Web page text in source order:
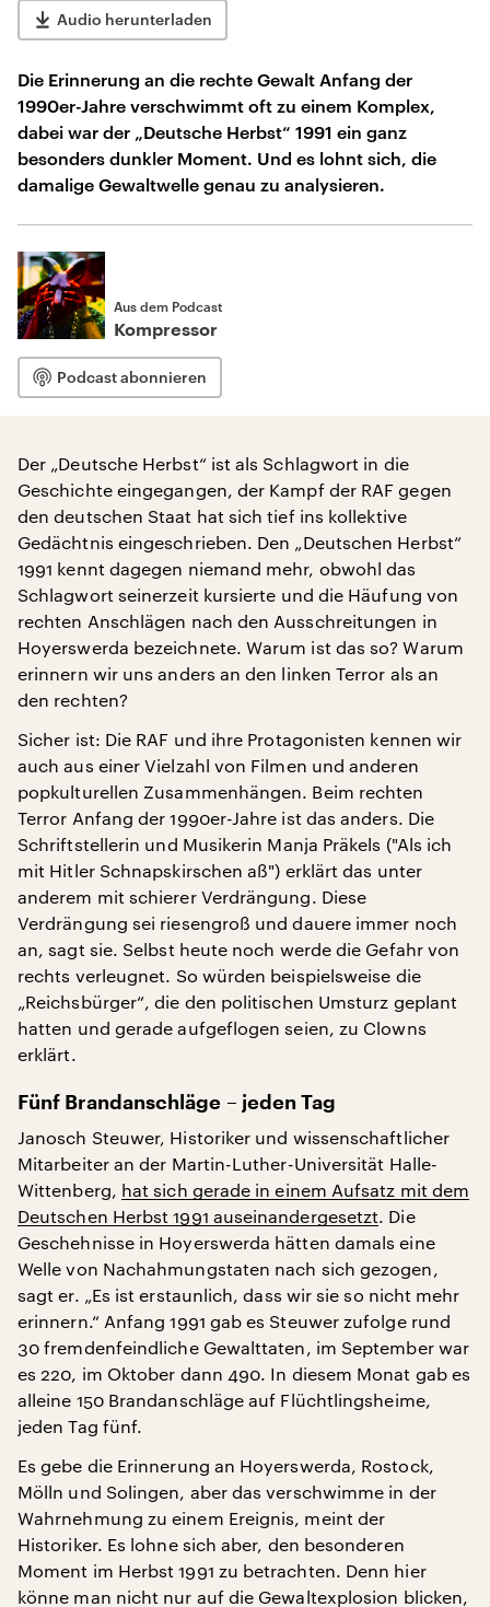
Audio herunterladen
Die Erinnerung an die rechte Gewalt Anfang der
1990er-Jahre verschwimmt oft zu einem Komplex,
dabei war der „Deutsche Herbst“ 1991 ein ganz
besonders dunkler Moment. Und es lohnt sich, die
damalige Gewaltwelle genau zu analysieren.
Aus dem Podcast
Kompressor
Podcast abonnieren
Der „Deutsche Herbst“ ist als Schlagwort in die
Geschichte eingegangen, der Kampf der RAF gegen
den deutschen Staat hat sich tief ins kollektive
Gedächtnis eingeschrieben. Den „Deutschen Herbst“
1991 kennt dagegen niemand mehr, obwohl das
Schlagwort seinerzeit kursierte und die Häufung von
rechten Anschlägen nach den Ausschreitungen in
Hoyerswerda bezeichnete. Warum ist das so? Warum
erinnern wir uns anders an den linken Terror als an
den rechten?
Sicher ist: Die RAF und ihre Protagonisten kennen wir
auch aus einer Vielzahl von Filmen und anderen
popkulturellen Zusammenhängen. Beim rechten
Terror Anfang der 1990er-Jahre ist das anders. Die
Schriftstellerin und Musikerin Manja Präkels ("Als ich
mit Hitler Schnapskirschen aß") erklärt das unter
anderem mit schierer Verdrängung. Diese
Verdrängung sei riesengroß und dauere immer noch
an, sagt sie. Selbst heute noch werde die Gefahr von
rechts verleugnet. So würden beispielsweise die
„Reichsbürger“, die den politischen Umsturz geplant
hatten und gerade aufgeflogen seien, zu Clowns
erklärt.
Fünf Brandanschläge – jeden Tag
Janosch Steuwer, Historiker und wissenschaftlicher
Mitarbeiter an der Martin-Luther-Universität Halle-
Wittenberg, hat sich gerade in einem Aufsatz mit dem
Deutschen Herbst 1991 auseinandergesetzt. Die
Geschehnisse in Hoyerswerda hätten damals eine
Welle von Nachahmungstaten nach sich gezogen,
sagt er. „Es ist erstaunlich, dass wir sie so nicht mehr
erinnern.“ Anfang 1991 gab es Steuwer zufolge rund
30 fremdenfeindliche Gewalttaten, im September war
es 220, im Oktober dann 490. In diesem Monat gab es
alleine 150 Brandanschläge auf Flüchtlingsheime,
jeden Tag fünf.
Es gebe die Erinnerung an Hoyerswerda, Rostock,
Mölln und Solingen, aber das verschwimme in der
Wahrnehmung zu einem Ereignis, meint der
Historiker. Es lohne sich aber, den besonderen
Moment im Herbst 1991 zu betrachten. Denn hier
könne man nicht nur auf die Gewaltexplosion blicken,